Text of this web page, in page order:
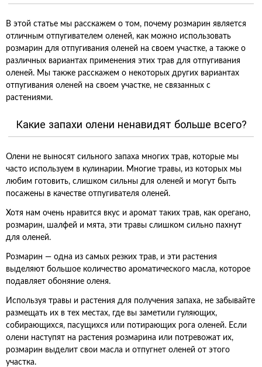
В этой статье мы расскажем о том, почему розмарин является
отличным отпугивателем оленей, как можно использовать
розмарин для отпугивания оленей на своем участке, а также о
различных вариантах применения этих трав для отпугивания
оленей. Мы также расскажем о некоторых других вариантах
отпугивания оленей на своем участке, не связанных с
растениями.
Какие запахи олени ненавидят больше всего?
Олени не выносят сильного запаха многих трав, которые мы
часто используем в кулинарии. Многие травы, из которых мы
любим готовить, слишком сильны для оленей и могут быть
посажены в качестве отпугивателя оленей.
Хотя нам очень нравится вкус и аромат таких трав, как орегано,
розмарин, шалфей и мята, эти травы слишком сильно пахнут
для оленей.
Розмарин — одна из самых резких трав, и эти растения
выделяют большое количество ароматического масла, которое
подавляет обоняние оленя.
Используя травы и растения для получения запаха, не забывайте
размещать их в тех местах, где вы заметили гуляющих,
собирающихся, пасущихся или потирающих рога оленей. Если
олени наступят на растения розмарина или потревожат их,
розмарин выделит свои масла и отпугнет оленей от этого
участка.